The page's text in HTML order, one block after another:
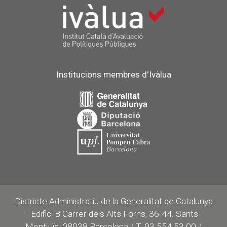
Institucions membres d'Ivàlua
Districte Administratiu de la Generalitat de Catalunya
- Edifici B Carrer dels Alts Forns, 36-44. Sants-